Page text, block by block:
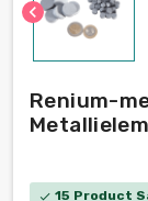
chevron_left
Renium-
check 15 Product